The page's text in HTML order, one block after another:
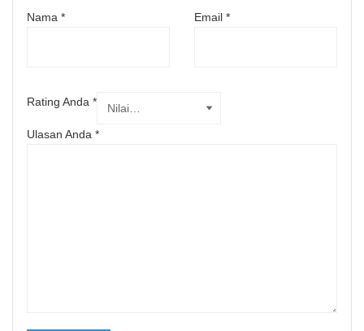
Nama * Email *
Rating Anda *
Ulasan Anda *